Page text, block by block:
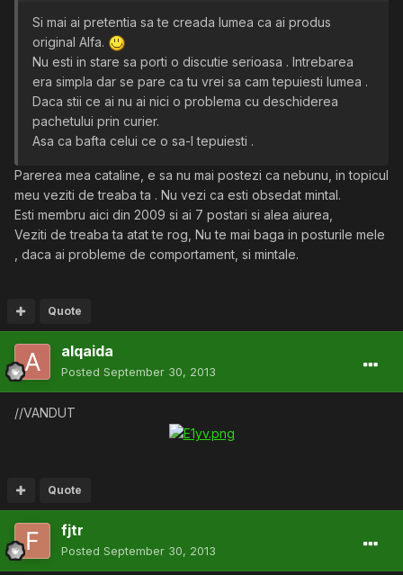
Si mai ai pretentia sa te creada lumea ca ai produs
original Alfa.
Nu esti in stare sa porti o discutie serioasa . Intrebarea
era simpla dar se pare ca tu vrei sa cam tepuiesti lumea .
Daca stii ce ai nu ai nici o problema cu deschiderea
pachetului prin curier.
Asa ca bafta celui ce o sa-l tepuiesti .
Parerea mea cataline, e sa nu mai postezi ca nebunu, in topicul
meu veziti de treaba ta . Nu vezi ca esti obsedat mintal.
Esti membru aici din 2009 si ai 7 postari si alea aiurea,
Veziti de treaba ta atat te rog, Nu te mai baga in posturile mele
, daca ai probleme de comportament, si mintale.
Quote
alqaida
Posted September 30, 2013
//VANDUT
Quote
fjtr
Posted September 30, 2013